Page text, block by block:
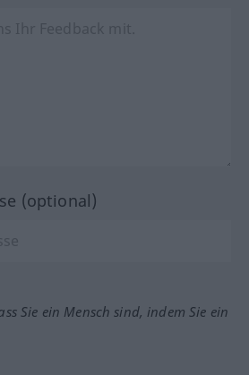
(optional)
Sie ein Mensch sind, indem Sie ein